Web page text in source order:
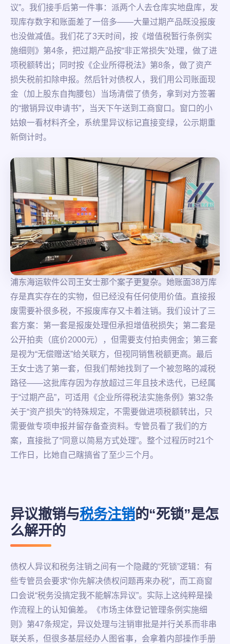
议”。我们接手后第一件事：派两个人去仓库实地盘库，发
现库存数字和账面差了一倍多——大量过期产品既没报废
也没做减值。我们花了3天时间，按《增值税暂行条例实
施细则》第4条，把过期产品按“非正常损失”处理，做了进
项税额转出；同时按《企业所得税法》第8条，做了资产
损失税前扣除申报。然后针对债权人，我们用公司账面现
金（加上股东自掏腰包）当场清偿了债务，拿到对方签署
的“撤销异议申请书”，当天下午送到工商窗口。窗口的小
姑娘一看材料齐全，系统里异议标记直接变绿，公示期重
新倒计时。
浦东海运软件公司王女士那个案子更复杂。她账面38万库
存是真实存在的实物，但已经没有任何使用价值。直接报
废需要补很多税，不报废库存又卡着注销。我们设计了三
套方案：第一套是报废处理但承担增值税损失；第二套是
公开拍卖（底价2000元），但需要支付拍卖佣金；第三套
是视为“无偿赠送”给关联方，但视同销售税额更高。最后
王女士选了第一套，但我们帮她找到了一个被忽略的减税
路径——这批库存因为存放超过三年且技术迭代，已经属
于“过期产品”，可适用《企业所得税法实施条例》第32条
关于“资产损失”的特殊规定，不需要做进项税额转出，只
需要做专项申报并留存备查资料。专管员看了我们的方
案，直接批了“同意以简易方式处理”。整个过程历时21个
工作日，比她自己瞎搞省了至少三个月。
异议撤销与税务注销的“死锁”是怎
么解开的
债权人异议和税务注销之间有一个隐藏的“死锁”逻辑：有
些专管员会要求“你先解决债权问题再来办税”，而工商窗
口会说“税务没搞定我不能解冻异议”。实际上这纯粹是操
作流程上的认知偏差。《市场主体登记管理条例实施细
则》第47条规定，异议处理与注销审批是并行关系而非串
联关系，但很多基层经办人图省事，会拿着内部操作手册